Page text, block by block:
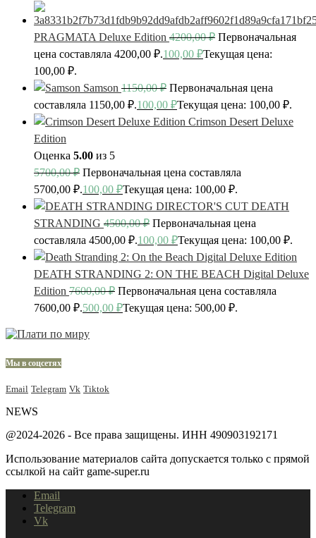
PRAGMATA Deluxe Edition 4200,00₽ Первоначальная
цена составляла 4200,00 ₽.100,00 ₽Текущая цена:
100,00 ₽.
Samson 1150,00₽ Первоначальная цена
составляла 1150,00 ₽.100,00 ₽Текущая цена: 100,00 ₽.
Crimson Desert Deluxe
Edition
Оценка 5.00 из 5
5700,00₽ Первоначальная цена составляла
5700,00 ₽.100,00 ₽Текущая цена: 100,00 ₽.
DEATH
STRANDING 4500,00₽ Первоначальная цена
составляла 4500,00 ₽.100,00 ₽Текущая цена: 100,00 ₽.
DEATH STRANDING 2: ON THE BEACH Digital Deluxe
Edition 7600,00₽ Первоначальная цена составляла
7600,00 ₽.500,00 ₽Текущая цена: 500,00 ₽.
Мы в соцсетях
Email Telegram Vk Tiktok
NEWS
@2024-2026 - Все права защищены. ИНН 490903192171
Использование материалов сайта допускается только с прямой
ссылкой на сайт game-super.ru
Email
Telegram
Vk